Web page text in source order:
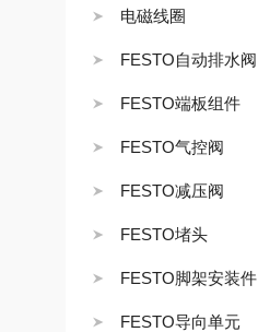
电磁线圈
FESTO自动排水阀
FESTO端板组件
FESTO气控阀
FESTO减压阀
FESTO堵头
FESTO脚架安装件
FESTO导向单元